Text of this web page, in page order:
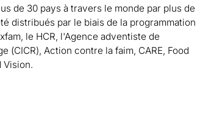
de 30 pays à travers le monde par plus de
distribués par le biais de la programmation
le HCR, l'Agence adventiste de
(CICR), Action contre la faim, CARE, Food
Vision.